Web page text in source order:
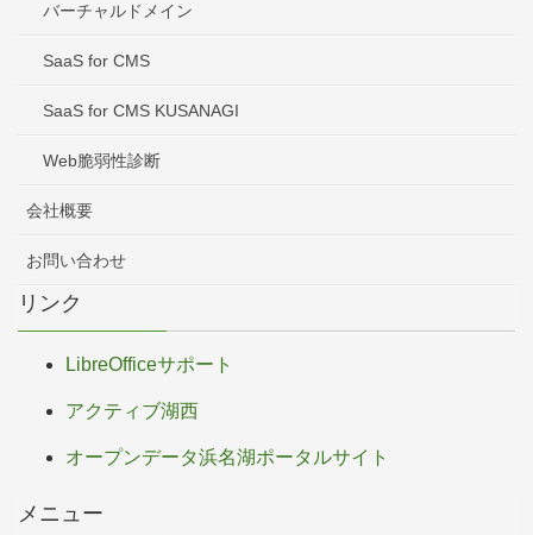
バーチャルドメイン
SaaS for CMS
SaaS for CMS KUSANAGI
Web脆弱性診断
会社概要
お問い合わせ
リンク
LibreOfficeサポート
アクティブ湖西
オープンデータ浜名湖ポータルサイト
メニュー